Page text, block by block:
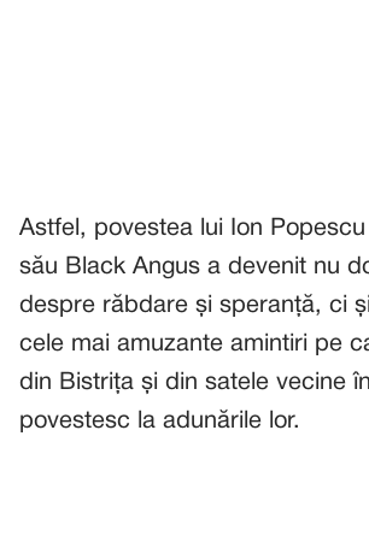
Astfel, povestea lui Ion
său Black Angus a devenit nu
despre răbdare și speranță, ci
cele mai amuzante amintiri pe
din Bistrița și din satele vecine
povestesc la adunările lor.